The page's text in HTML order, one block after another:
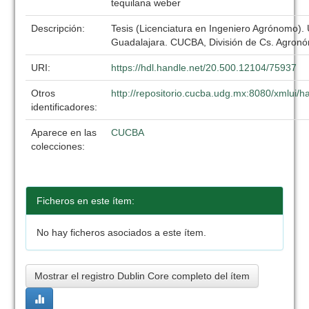
tequilana weber
Descripción:
Tesis (Licenciatura en Ingeniero Agrónomo).
Guadalajara. CUCBA, División de Cs.
URI: https://hdl.handle.net/20.500.12104/75937
Otros
identificadores:
http://repositorio.cucba.udg.mx:8080/xmlui/
Aparece en las
colecciones:
CUCBA
Ficheros en este ítem:
No hay ficheros asociados a este ítem.
Mostrar el registro Dublin Core completo del ítem